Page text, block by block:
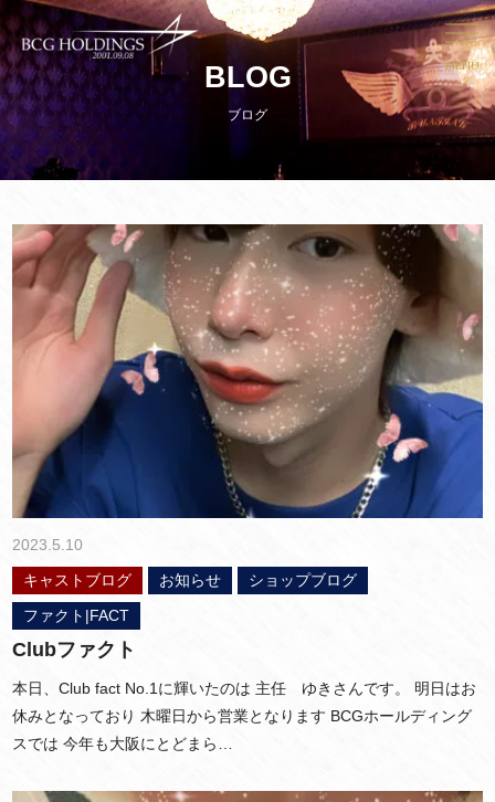
MENU
BLOG
ブログ
2023.5.10
キャストブログ
お知らせ
ショップブログ
ファクト|FACT
Clubファクト
本日、Club fact No.1に輝いたのは 主任 ゆきさんです。 明日はお
休みとなっており 木曜日から営業となります BCGホールディング
スでは 今年も大阪にとどまら…